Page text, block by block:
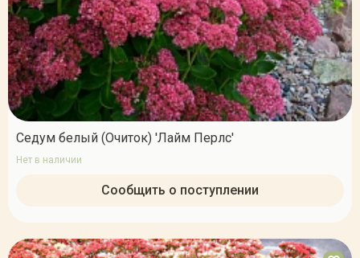
Седум белый (Очиток) 'Лайм Перлс'
Нет в наличии
Сообщить о поступлении